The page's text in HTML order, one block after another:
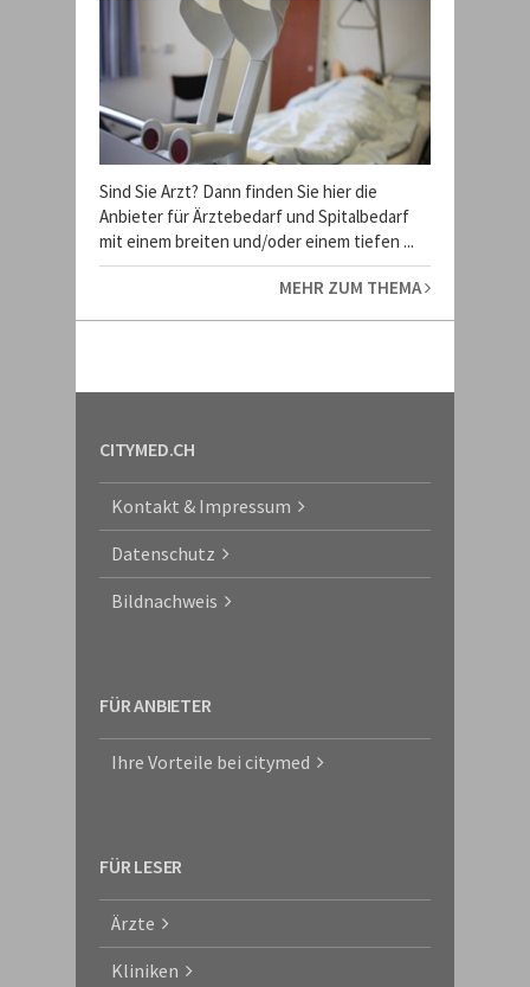
Sind Sie Arzt? Dann finden Sie hier die
Anbieter für Ärztebedarf und Spitalbedarf
mit einem breiten und/oder einem tiefen ...
MEHR ZUM THEMA
CITYMED.CH
Kontakt & Impressum
Datenschutz
Bildnachweis
FÜR ANBIETER
Ihre Vorteile bei citymed
FÜR LESER
Ärzte
Kliniken